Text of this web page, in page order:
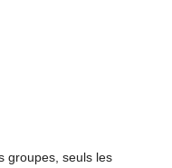
groupes, seuls les